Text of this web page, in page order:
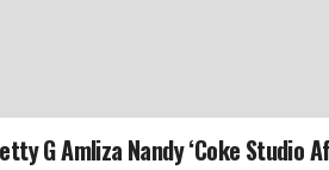
G Amliza Nandy ‘Coke Studio